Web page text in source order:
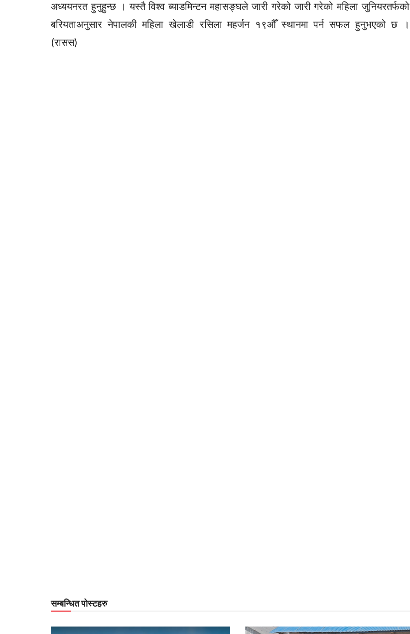
अध्ययनरत हुनुहुन्छ । यस्तै विश्व ब्याडमिन्टन महासङ्घले जारी गरेको जारी गरेको महिला जुनियरतर्फको
बरियताअनुसार नेपालकी महिला खेलाडी रसिला महर्जन १९औँ स्थानमा पर्न सफल हुनुभएको छ ।
(रासस)
सम्बन्धित पोस्टहरु